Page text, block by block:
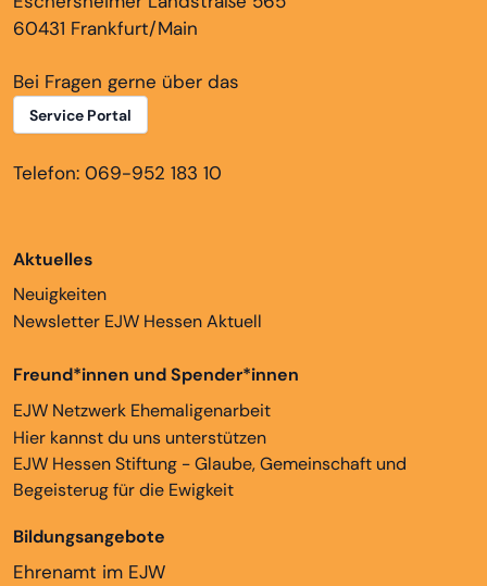
60431 Frankfurt/Main
Bei Fragen gerne über das
Service Portal
Telefon: 069-952 183 10
Aktuelles
Neuigkeiten
Newsletter EJW Hessen Aktuell
Freund*innen und Spender*innen
EJW Netzwerk Ehemaligenarbeit
Hier kannst du uns unterstützen
EJW Hessen Stiftung - Glaube, Gemeinschaft und
Begeisterug für die Ewigkeit
Bildungsangebote
Ehrenamt im EJW